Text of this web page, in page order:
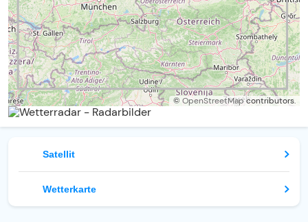
© OpenStreetMapcontributors.
Satellit
Wetterkarte